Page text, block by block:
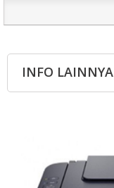
INFO LAINNYA